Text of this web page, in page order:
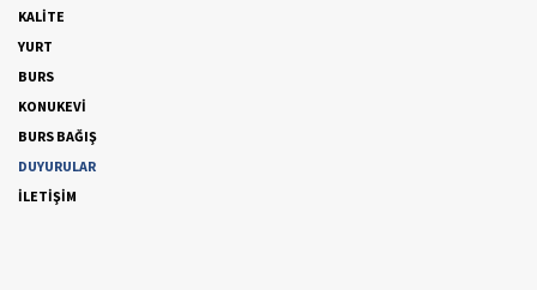
KALİTE
YURT
BURS
KONUKEVİ
BURS BAĞIŞ
DUYURULAR
İLETİŞİM